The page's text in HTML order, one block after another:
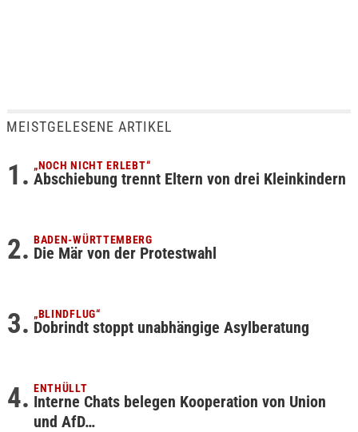
MEISTGELESENE ARTIKEL
„NOCH NICHT ERLEBT“
Abschiebung trennt Eltern von drei Kleinkindern
BADEN-WÜRTTEMBERG
Die Mär von der Protestwahl
„BLINDFLUG“
Dobrindt stoppt unabhängige Asylberatung
ENTHÜLLT
Interne Chats belegen Kooperation von Union
und AfD…